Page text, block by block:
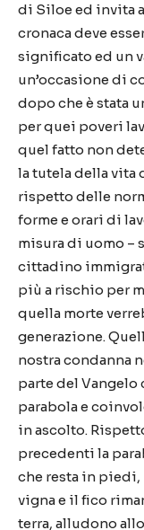
di Siloe ed invita
cronaca deve
significato ed un
un’occasione di
dopo che è stata
per quei poveri
quel fatto non
la tutela della vita
rispetto delle
forme e orari di
misura di uomo –
cittadino
più a rischio per
quella morte
generazione.
nostra condanna
parte del
parabola e
in ascolto.
precedenti la
che resta in piedi,
vigna e il fico
terra, alludono